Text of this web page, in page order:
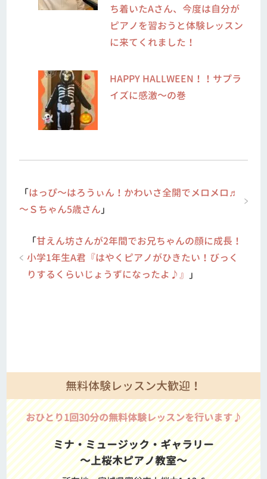
ち着いたAさん、今度は自分が
ピアノを習おうと体験レッスン
に来てくれました！
HAPPY HALLWEEN！！サプラ
イズに感激～の巻
「はっぴ～はろうぃん！かわいさ全開でメロメロ♬
～Ｓちゃん5歳さん 」
「甘えん坊さんが2年間でお兄ちゃんの顔に成長！
小学1年生A君『はやくピアノがひきたい！びっく
りするくらいじょうずになったよ♪』 」
無料体験レッスン大歓迎！
おひとり1回30分の無料体験レッスンを行います♪
ミナ・ミュージック・ギャラリー
～上桜木ピアノ教室～